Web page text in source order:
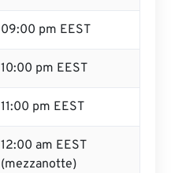
09:00 pm EEST
10:00 pm EEST
11:00 pm EEST
12:00 am EEST
(mezzanotte)